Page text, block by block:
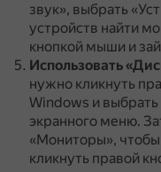
звук», выбрать
устройств найти
кнопкой мыши и
Использовать
нужно кликнуть
Windows и выбрать
экранного меню.
«Мониторы», чтобы
кликнуть правой